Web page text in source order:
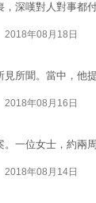
深嘆對人對事都
2018年08月18日
所聞。當中，他
2018年08月16日
一位女士，約兩
2018年08月14日